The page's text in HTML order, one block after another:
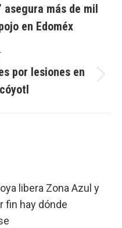
asegura más de mil
en Edoméx
por lesiones en
libera Zona Azul y
fin hay dónde